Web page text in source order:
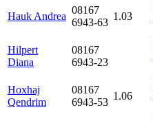
Hauk Andrea
08167
6943-63
1.03
Hilpert
Diana
08167
6943-23
Hoxhaj
Qendrim
08167
6943-53
1.06